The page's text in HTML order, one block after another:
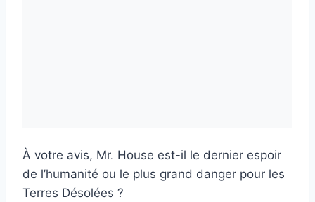
À votre avis, Mr. House est-il le dernier espoir
de l’humanité ou le plus grand danger pour les
Terres Désolées ?